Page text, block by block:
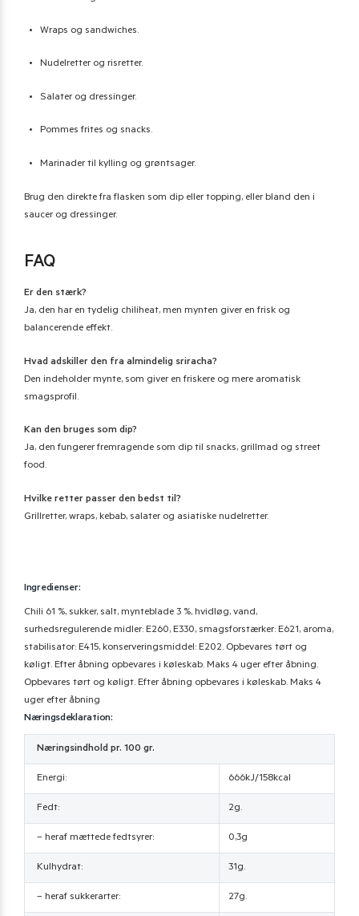
Wraps og sandwiches.
Nudelretter og risretter.
Salater og dressinger.
Pommes frites og snacks.
Marinader til kylling og grøntsager.
Brug den direkte fra flasken som dip eller topping, eller bland den i
saucer og dressinger.
FAQ
Er den stærk?
Ja, den har en tydelig chiliheat, men mynten giver en frisk og
balancerende effekt.
Hvad adskiller den fra almindelig sriracha?
Den indeholder mynte, som giver en friskere og mere aromatisk
smagsprofil.
Kan den bruges som dip?
Ja, den fungerer fremragende som dip til snacks, grillmad og street
food.
Hvilke retter passer den bedst til?
Grillretter, wraps, kebab, salater og asiatiske nudelretter.
Ingredienser:
Chili 61 %, sukker, salt, mynteblade 3 %, hvidløg, vand,
surhedsregulerende midler: E260, E330, smagsforstærker: E621, aroma,
stabilisator: E415, konserveringsmiddel: E202. Opbevares tørt og
køligt. Efter åbning opbevares i køleskab. Maks 4 uger efter åbning.
Opbevares tørt og køligt. Efter åbning opbevares i køleskab. Maks 4
uger efter åbning
Næringsdeklaration:
Næringsindhold pr. 100 gr.
Energi: 666kJ/158kcal
Fedt: 2g.
– heraf mættede fedtsyrer: 0,3g
Kulhydrat: 31g.
– heraf sukkerarter: 27g.